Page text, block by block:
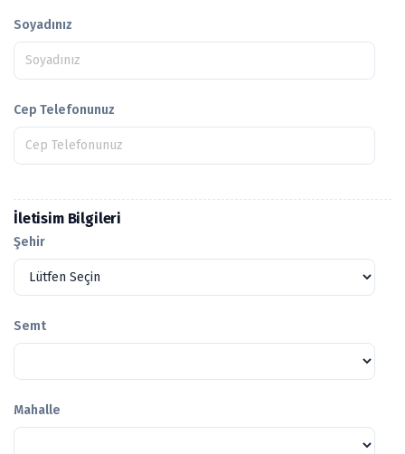
Soyadınız
Cep Telefonunuz
İletisim Bilgileri
Şehir
Semt
Mahalle